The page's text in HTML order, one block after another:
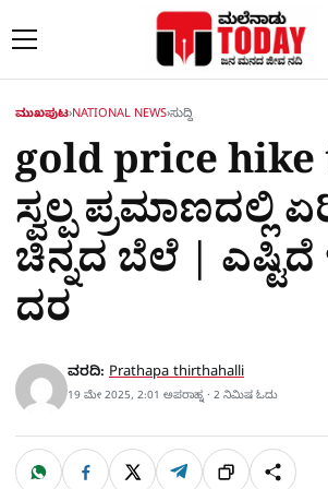
ಮುಖಪುಟ›NATIONAL NEWS›ಸುದ್ದಿ
gold price hike
ಸ್ವಲ್ಪ ಪ್ರಮಾಣದಲ್ಲಿ
ಚಿನ್ನದ ಬೆಲೆ |
ದರ
ವರದಿ: Prathapa thirthahalli
19 ಮೇ 2025, 2:01 ಅಪರಾಹ್ನ · 2 ನಿಮಿಷ ಓದು
ಹಂಚಿಕೊಳ್ಳಿ
W F X T